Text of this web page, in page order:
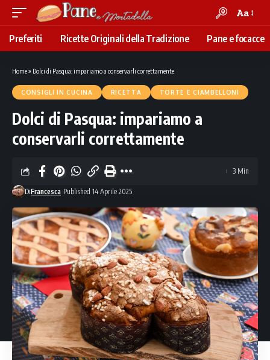
Font
Resizer
Aa
Preferiti Ricette Originali della Tradizione Pane e focacce
Home» Dolci di Pasqua: impariamo a conservarli correttamente
CONSIGLI IN CUCINA RICETTA TORTE E CIAMBELLONI
Dolci di Pasqua: impariamo a
conservarli correttamente
DiFrancesca Published 14 Aprile 2025
3 Min